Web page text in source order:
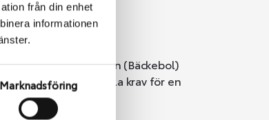
från din enhet
informationen
Marknadsföring
Välj mellan Hisingen (Bäckebol)
att de uppfyller alla krav för en